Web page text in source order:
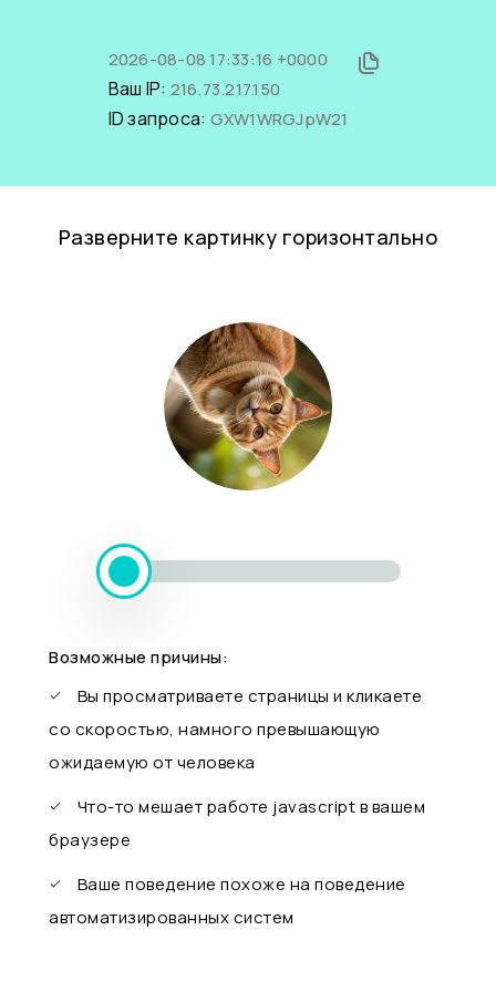
2026-08-08 17:33:16 +0000
Ваш IP: 216.73.217.150
ID запроса: GXW1WRGJpW21
Разверните картинку горизонтально
Возможные причины:
Вы просматриваете страницы и кликаете
со скоростью, намного превышающую
ожидаемую от человека
Что-то мешает работе javascript в вашем
браузере
Ваше поведение похоже на поведение
автоматизированных систем